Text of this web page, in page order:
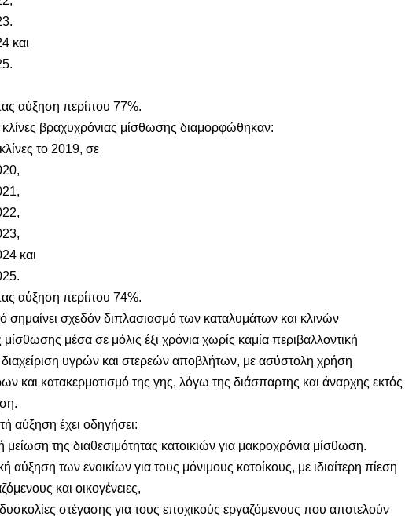
και
αύξηση περίπου 77%.
κλίνες βραχυχρόνιας μίσθωσης διαμορφώθηκαν:
το 2019, σε
και
αύξηση περίπου 74%.
σημαίνει σχεδόν διπλασιασμό των καταλυμάτων και κλινών
μέσα σε μόλις έξι χρόνια χωρίς καμία περιβαλλοντική
υγρών και στερεών αποβλήτων, με ασύστολη χρήση
και κατακερματισμό της γης, λόγω της διάσπαρτης και άναρχης εκτός
αύξηση έχει οδηγήσει:
μείωση της διαθεσιμότητας κατοικιών για μακροχρόνια μίσθωση.
αύξηση των ενοικίων για τους μόνιμους κατοίκους, με ιδιαίτερη πίεση
και οικογένειες,
στέγασης για τους εποχικούς εργαζόμενους που αποτελούν